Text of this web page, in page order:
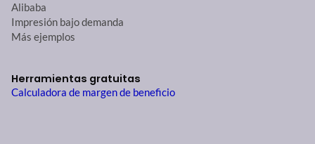
Alibaba
Impresión bajo demanda
Más ejemplos
Herramientas gratuitas
Calculadora de margen de beneficio